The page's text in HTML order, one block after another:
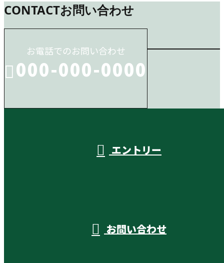
CONTACTお問い合わせ
お電話でのお問い合わせ
000-000-0000
エントリー
お問い合わせ